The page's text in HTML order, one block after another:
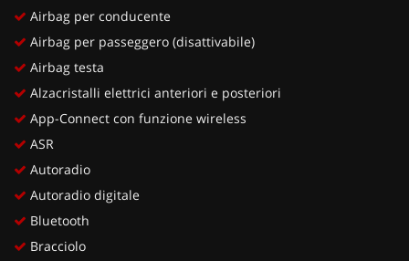
Airbag per conducente
Airbag per passeggero (disattivabile)
Airbag testa
Alzacristalli elettrici anteriori e posteriori
App-Connect con funzione wireless
ASR
Autoradio
Autoradio digitale
Bluetooth
Bracciolo